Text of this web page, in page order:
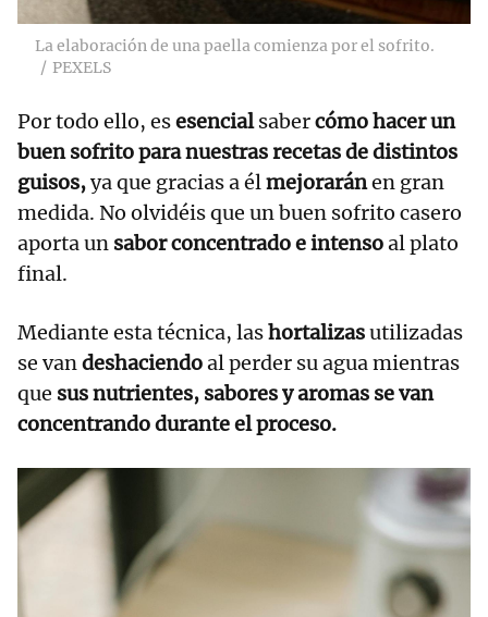
La elaboración de una paella comienza por el sofrito.
PEXELS
Por todo ello, esesencialsabercómo hacer un
buen sofrito para nuestras recetas de distintos
guisos,ya que gracias a élmejoraránen gran
medida. No olvidéis que un buen sofrito casero
aporta un sabor concentrado e intensoal plato
final.
Mediante esta técnica, lashortalizasutilizadas
se vandeshaciendoal perder su agua mientras
que sus nutrientes, sabores y aromas se van
concentrando durante el proceso.